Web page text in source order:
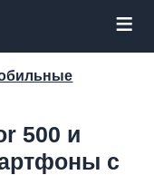
≡
500 и
с